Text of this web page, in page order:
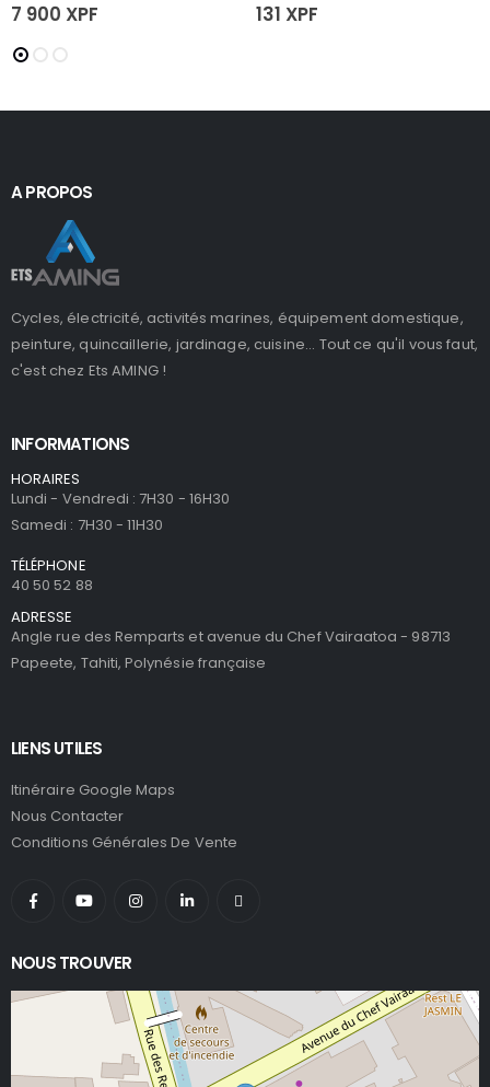
7 900 XPF 131 XPF
A PROPOS
Cycles, électricité, activités marines, équipement domestique,
peinture, quincaillerie, jardinage, cuisine... Tout ce qu'il vous faut,
c'est chez Ets AMING !
INFORMATIONS
HORAIRES
Lundi - Vendredi : 7H30 - 16H30
Samedi : 7H30 - 11H30
TÉLÉPHONE
40 50 52 88
ADRESSE
Angle rue des Remparts et avenue du Chef Vairaatoa - 98713
Papeete, Tahiti, Polynésie française
LIENS UTILES
Itinéraire Google Maps
Nous Contacter
Conditions Générales De Vente
NOUS TROUVER